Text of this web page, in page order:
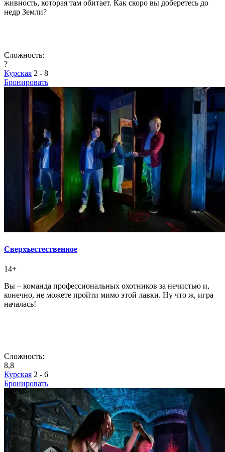
живность, которая там обитает. Как скоро вы доберетесь до
недр Земли?
Сложность:
?
Курская 2 - 8
Бронировать
Сверхъестественное
14+
Вы – команда профессиональных охотников за нечистью и,
конечно, не можете пройти мимо этой лавки. Ну что ж, игра
началась!
Сложность:
8,8
Курская 2 - 6
Бронировать